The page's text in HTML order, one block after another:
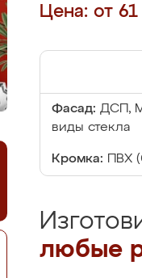
Цена: от
Фасад: ДСП,
виды стекла
Кромка: ПВХ
любые